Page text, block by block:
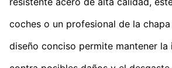
coches o un profesional de la
diseño conciso permite mantener